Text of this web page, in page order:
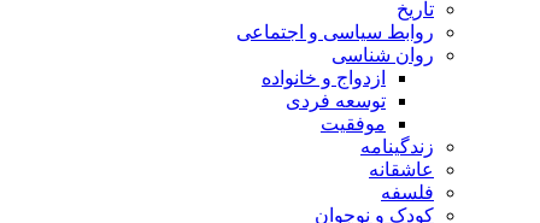
تاریخ
روابط سیاسی و اجتماعی
روان شناسی
ازدواج و خانواده
توسعه فردی
موفقیت
زندگینامه
عاشقانه
فلسفه
کودک و نوجوان